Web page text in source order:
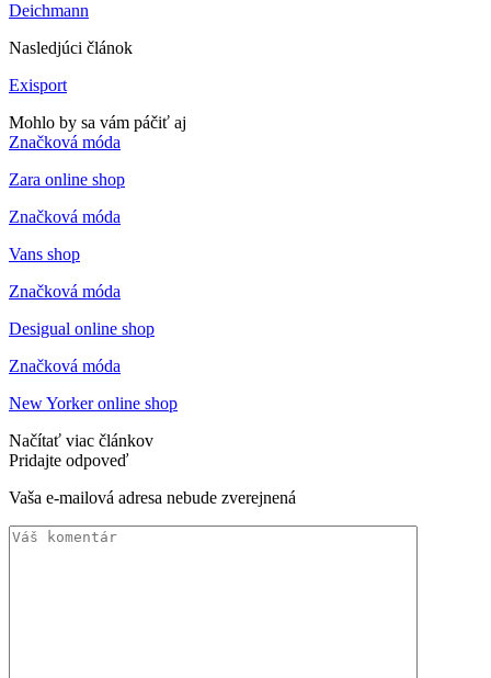
Deichmann
Nasledjúci článok
Exisport
Mohlo by sa vám páčiť aj
Značková móda
Zara online shop
Značková móda
Vans shop
Značková móda
Desigual online shop
Značková móda
New Yorker online shop
Načítať viac článkov
Pridajte odpoveď
Vaša e-mailová adresa nebude zverejnená